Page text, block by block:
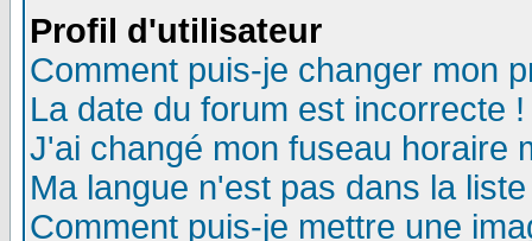
Profil d'utilisateur
Comment puis-je changer mon
La date du forum est incorrecte !
J'ai changé mon fuseau horaire
Ma langue n'est pas dans la
Comment puis-je mettre une